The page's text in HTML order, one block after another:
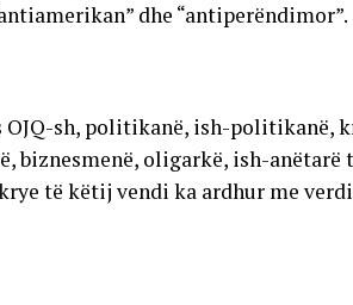
dhe “antiperëndimor”.
sh, politikanë, ish-politikanë,
oligarkë, ish-anëtarë
të këtij vendi ka ardhur me